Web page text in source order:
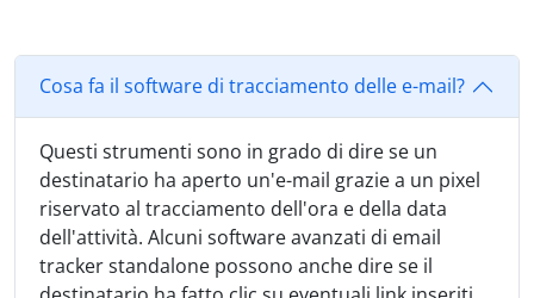
Cosa fa il software di tracciamento delle e-mail?
Questi strumenti sono in grado di dire se un
destinatario ha aperto un'e-mail grazie a un pixel
riservato al tracciamento dell'ora e della data
dell'attività. Alcuni software avanzati di email
tracker standalone possono anche dire se il